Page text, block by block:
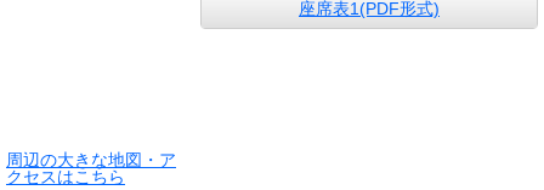
周辺の大きな地図・ア
クセスはこちら
座席表1(PDF形式)